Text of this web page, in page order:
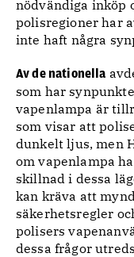
nödvändiga inköp
polisregioner har
inte haft några
Av de nationella
som har
vapenlampa är
som visar att
dunkelt ljus, men
om vapenlampa
skillnad i dessa
kan kräva att
säkerhetsregler
polisers
dessa frågor